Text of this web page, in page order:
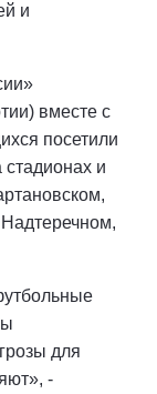
и
вместе с
посетили
и
для
-